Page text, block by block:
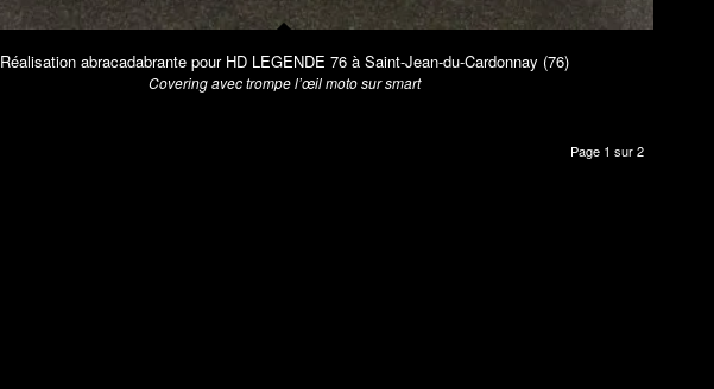
Réalisation abracadabrante pour HD LEGENDE 76 à Saint-Jean-du-Cardonnay (76)
Covering avec trompe l’œil moto sur smart
Page 1 sur 2